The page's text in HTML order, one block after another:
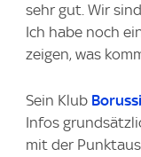
sehr gut. Wir
Ich habe noch
zeigen, was
Sein Klub
Infos
mit der